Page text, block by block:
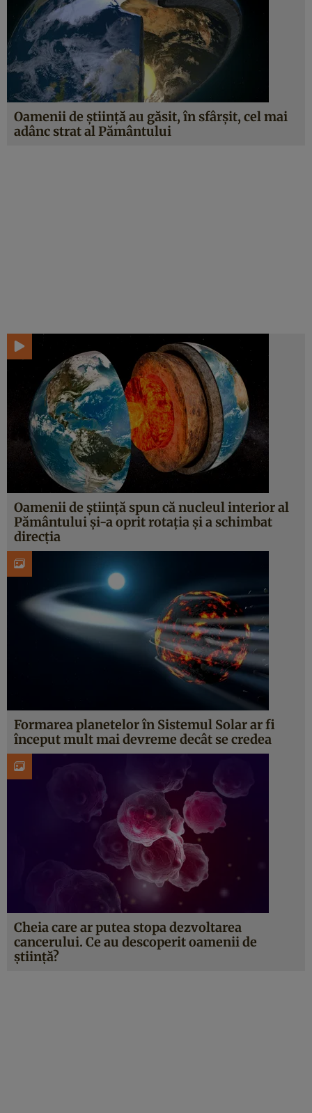
Oamenii de știință au găsit, în sfârșit, cel mai
adânc strat al Pământului
Oamenii de știință spun că nucleul interior al
Pământului și-a oprit rotația și a schimbat
direcția
Formarea planetelor în Sistemul Solar ar fi
început mult mai devreme decât se credea
Cheia care ar putea stopa dezvoltarea
cancerului. Ce au descoperit oamenii de
știință?